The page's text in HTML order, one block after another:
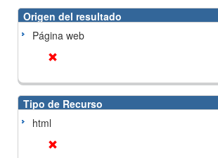
Origen del resultado
Página web
Tipo de Recurso
html